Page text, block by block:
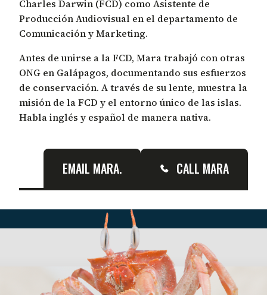
Charles Darwin (FCD) como Asistente de
Producción Audiovisual en el departamento de
Comunicación y Marketing.
Antes de unirse a la FCD, Mara trabajó con otras
ONG en Galápagos, documentando sus esfuerzos
de conservación. A través de su lente, muestra la
misión de la FCD y el entorno único de las islas.
Habla inglés y español de manera nativa.
EMAIL MARA. CALL MARA